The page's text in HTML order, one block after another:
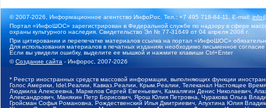
© 2007-2026, Информационное агентство ИнфоРос. Тел.: +7 495 718-84-11, E-mail:
Портал «ИнфоШОС» зарегистрирован в Федеральной службе по надзору в сфере
охраны культурного наследия. Свидетельство Эл № 77-31649 от 04 апреля 2008 г.
При цитировании и перепечатке материалов ссылка на портал «ИнфоШОС»
Для использования материалов в печатных изданиях необходимо письменное
Если вы увидели ошибку, выделите ее мышкой и нажмите клавиши Ctrl+Enter
©Создание сайта - Инфорос, 2007-2026
* Реестр иностранных средств массовой информации, выполняющих функции
Голос Америки, Idel.Реалии, Кавказ.Реалии, Крым.Реалии, Телеканал Настоящее
Людмила Алексеевна, Маркелов Сергей Евгеньевич, Камалягин Денис Николаевич,
Александрович, Маняхин Петр Борисович, Ярош Юлия Петровна, Чуракова Ольга
Гройсман Софья Романовна, Рождественский Илья Дмитриевич, Апухтина Юлия